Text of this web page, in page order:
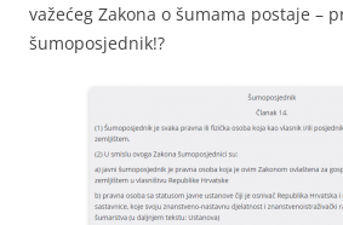
važećeg Zakona o šumama postaje –
šumoposjednik!?